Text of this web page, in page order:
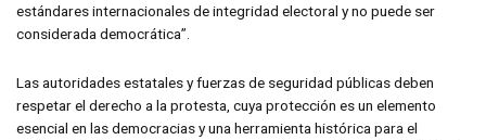
estándares internacionales de integridad electoral y no puede ser
considerada democrática”.
Las autoridades estatales y fuerzas de seguridad públicas deben
respetar el derecho a la protesta, cuya protección es un elemento
esencial en las democracias y una herramienta histórica para el